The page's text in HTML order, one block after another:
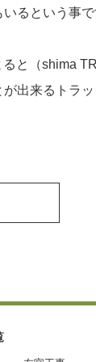
るという事で
と
（shima
出来るトラッ